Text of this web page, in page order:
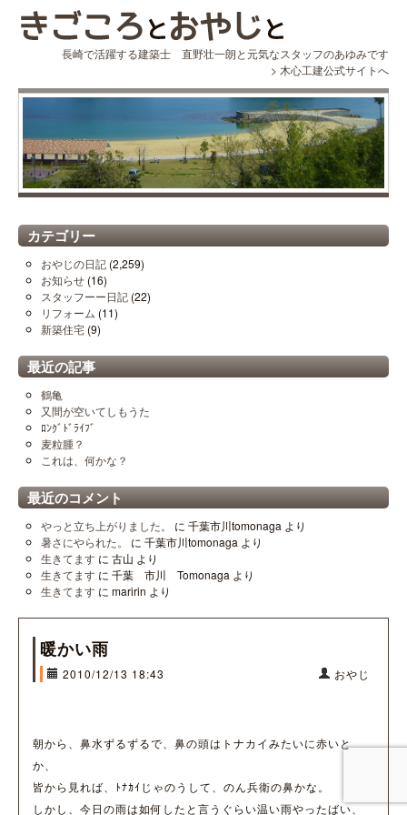
長崎で活躍する建築士 直野壮一朗と元気なスタッフのあゆみです
> 木心工建公式サイトへ
カテゴリー
おやじの日記 (2,259)
お知らせ (16)
スタッフーー日記 (22)
リフォーム (11)
新築住宅 (9)
最近の記事
鶴亀
又間が空いてしもうた
ﾛﾝｸﾞﾄﾞﾗｲﾌﾞ
麦粒腫？
これは、何かな？
最近のコメント
やっと立ち上がりました。 に 千葉市川tomonaga より
暑さにやられた。
に 千葉市川tomonaga より
生きてます に 古山 より
生きてます に 千葉 市川 Tomonaga より
生きてます に maririn より
暖かい雨
2010/12/13 18:43 おやじ
朝から、鼻水ずるずるで、鼻の頭はトナカイみたいに赤いと
か、
皆から見れば、ﾄﾅｶｲじゃのうして、のん兵衛の鼻かな。
しかし、今日の雨は如何したと言うぐらい温い雨やったばい、